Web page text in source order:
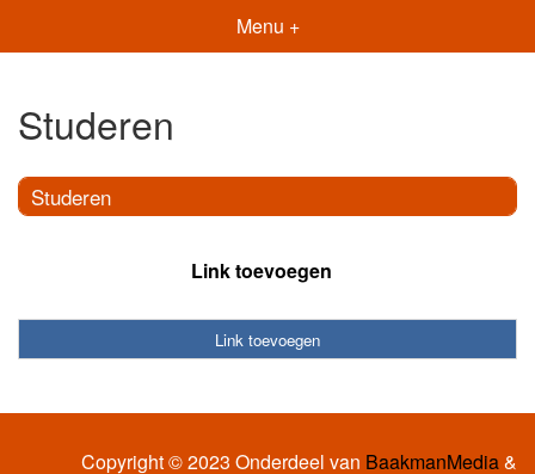
Menu +
Studeren
Studeren
Link toevoegen
Link toevoegen
Copyright © 2023 Onderdeel van BaakmanMedia&